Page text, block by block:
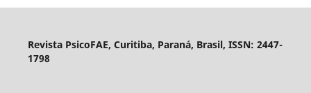
Revista PsicoFAE, Curitiba, Paraná, Brasil, ISSN: 2447-
1798